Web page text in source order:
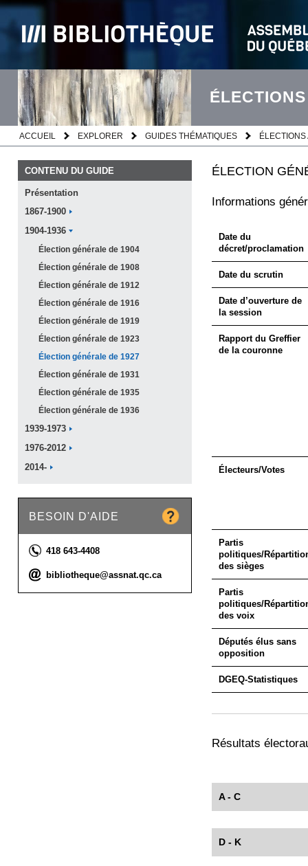
ACCUEIL EXPLORER GUIDES THÉMATIQUES
CONTENU DU GUIDE
Présentation
1867-1900
1904-1936
Élection générale de 1904
Élection générale de 1908
Élection générale de 1912
Élection générale de 1916
Élection générale de 1919
Élection générale de 1923
Élection générale de 1927
Élection générale de 1931
Élection générale de 1935
Élection générale de 1936
1939-1973
1976-2012
2014-
BESOIN D'AIDE
Téléphone :
418 643-4408
Courriel :
bibliotheque@assnat.qc.ca
ÉLECTION
Informations
Date du
décret/proclamation
Date du scrutin
Date d’ouverture de
la session
Rapport du Greffier
de la couronne
Électeurs/Votes
Partis
politiques/
des sièges
Partis
politiques/
des voix
Députés élus sans
opposition
DGEQ-Statistiques
Résultats
A - C
D - K